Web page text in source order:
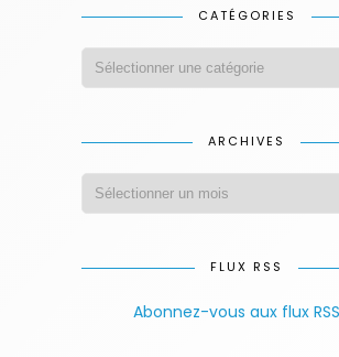
CATÉGORIES
ARCHIVES
FLUX RSS
Abonnez-vous aux flux